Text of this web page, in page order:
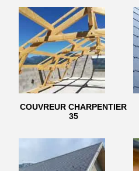
COUVREUR CHARPENTIER
35